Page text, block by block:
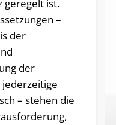
geregelt ist.
–
der
der
– stehen die